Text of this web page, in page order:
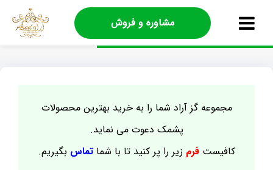
مشاوره و فروش
مجموعه گز آراد شما را به خرید بهترین محصولات
پشمک دعوت می نماید.
کافیستفرم زیر را پر کنید تا با شماتماس بگیریم.